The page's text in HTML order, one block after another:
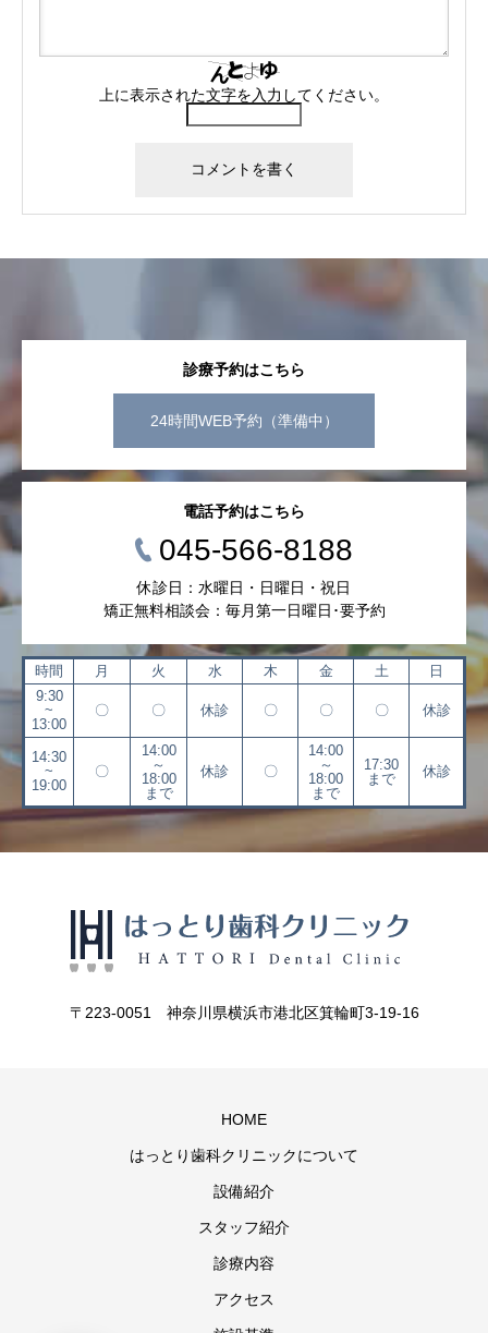
上に表示された文字を入力してください。
診療予約はこちら
24時間WEB予約（準備中）
電話予約はこちら
045-566-8188
休診日：水曜日・日曜日・祝日
矯正無料相談会：毎月第一日曜日･要予約
時間 月 火 水 木 金 土
日
9:30
~
13:00
〇 〇 休診 〇 〇 〇 休診
14:30
~
19:00
〇
14:00
～
18:00
まで
休診 〇
14:00
～
18:00
まで
17:30
まで
休診
〒223-0051 神奈川県横浜市港北区箕輪町3-19-16
HOME
はっとり歯科クリニックについて
設備紹介
スタッフ紹介
診療内容
アクセス